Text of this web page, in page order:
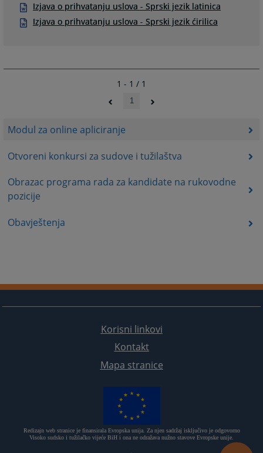
Modul za online apliciranje
Otvoreni konkursi za sudove i tužilaštva
Obrazac programa rada za kandidate na rukovodne
pozicije
Obavještenja
Izjava o prihvatanju uslova - Sprski jezik latinica
Izjava o prihvatanju uslova - Sprski jezik ćirilica
1 - 1 / 1
1
Korisni linkovi
Kontakt
Mapa stranice
Redizajn web stranice je finansirala Evropska unija. Za njen sadržaj isključivo je odgovorno
Visoko sudsko i tužilačko vijeće BiH i ona ne odražava nužno stavove Evropske unije.